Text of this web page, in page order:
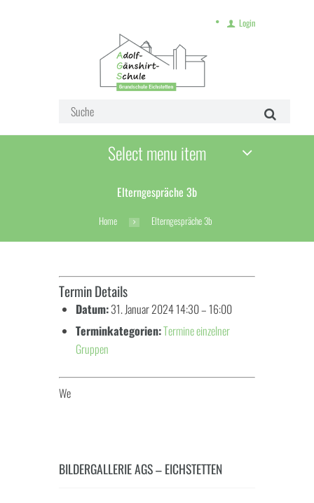
Login
Select menu item
Elterngespräche 3b
Home Elterngespräche 3b
Termin Details
Datum:31. Januar 2024 14:30–16:00
Terminkategorien:Termine einzelner
Gruppen
We
BILDERGALLERIE AGS – EICHSTETTEN